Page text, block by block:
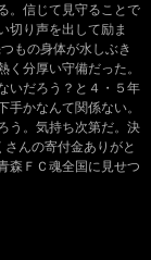
。信じて見守ることで
切り声を出して励ま
もの身体が水しぶき
分厚い守備だった。
いだろう？と４・５年
かなんて関係ない。
う。気持ち次第だ。決
んの寄付金ありがと
森ＦＣ魂全国に見せつ